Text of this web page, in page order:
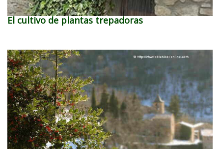
El cultivo de plantas trepadoras